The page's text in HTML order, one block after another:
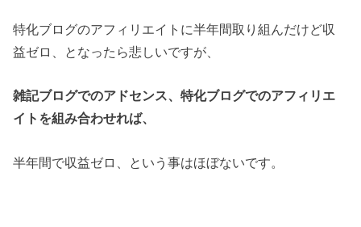
特化ブログのアフィリエイトに半年間取り組んだけど収
益ゼロ、となったら悲しいですが、
雑記ブログでのアドセンス、特化ブログでのアフィリエ
イトを組み合わせれば、
半年間で収益ゼロ、という事はほぼないです。